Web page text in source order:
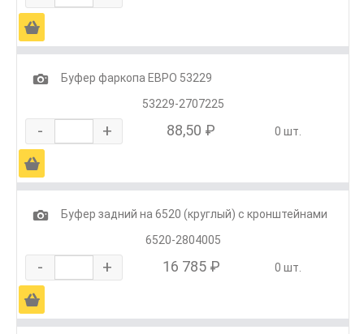
Ä
1
Буфер фаркопа ЕВРО 53229
53229-2707225
- + 88,50 ₽ 0 шт.
Ä
1
Буфер задний на 6520 (круглый) с кронштейнами
6520-2804005
- + 16 785 ₽ 0 шт.
Ä